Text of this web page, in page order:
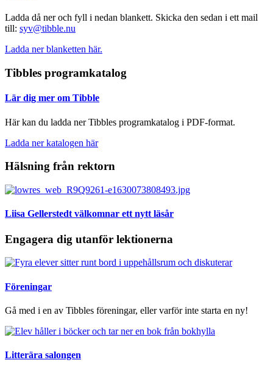
Ladda då ner och fyll i nedan blankett. Skicka den sedan i ett mail
till: syv@tibble.nu
Ladda ner blanketten här.
Tibbles programkatalog
Lär dig mer om Tibble
Här kan du ladda ner Tibbles programkatalog i PDF-format.
Ladda ner katalogen här
Hälsning från rektorn
Liisa Gellerstedt välkomnar ett nytt läsår
Engagera dig utanför lektionerna
Föreningar
Gå med i en av Tibbles föreningar, eller varför inte starta en ny!
Litterära salongen